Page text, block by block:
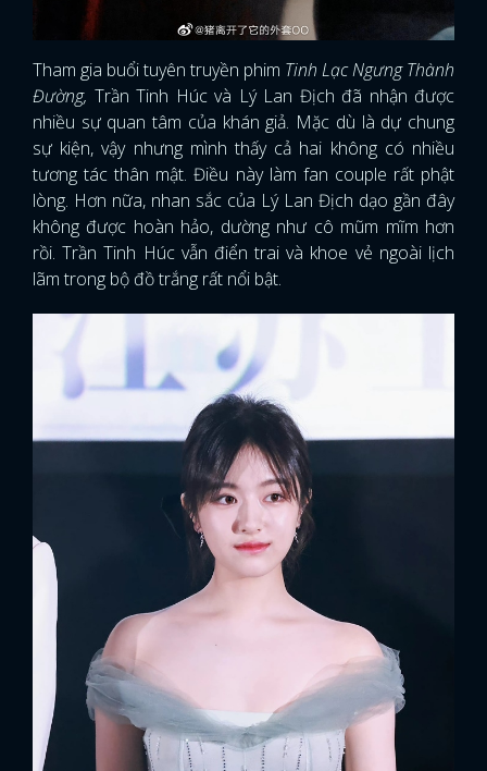
x
ĐĂNG NHẬP
Tham gia buổi tuyên truyền phim Tinh Lạc Ngưng Thành
Đường, Trần Tinh Húc và Lý Lan Địch đã nhận được
nhiều sự quan tâm của khán giả. Mặc dù là dự chung
sự kiện, vậy nhưng mình thấy cả hai không có nhiều
tương tác thân mật. Điều này làm fan couple rất phật
lòng. Hơn nữa, nhan sắc của Lý Lan Địch dạo gần đây
không được hoàn hảo, dường như cô mũm mĩm hơn
rồi. Trần Tinh Húc vẫn điển trai và khoe vẻ ngoài lịch
lãm trong bộ đồ trắng rất nổi bật.